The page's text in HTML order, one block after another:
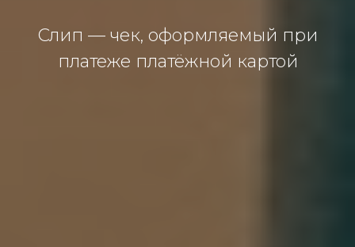
Слип — чек, оформляемый при
платеже платёжной картой